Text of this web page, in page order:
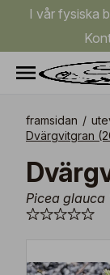
I vår fysiska
framsidan /
Dvärgvitgran
Picea